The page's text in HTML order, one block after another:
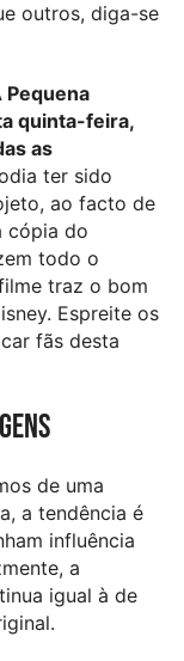
outros, diga-se
Pequena
quinta-feira,
as
ter sido
ao facto de
cópia do
todo o
traz o bom
Espreite os
fãs desta
de uma
a tendência é
influência
a
igual à de